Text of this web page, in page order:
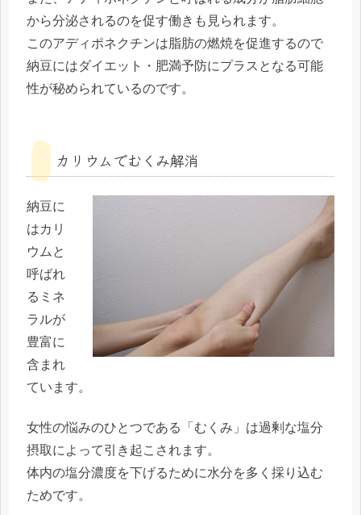
から分泌されるのを促す働きも見られます。
このアディポネクチンは脂肪の燃焼を促進するので
納豆にはダイエット・肥満予防にプラスとなる可能
性が秘められているのです。
カリウムでむくみ解消
納豆に
はカリ
ウムと
呼ばれ
るミネ
ラルが
豊富に
含まれ
ています。
女性の悩みのひとつである「むくみ」は過剰な塩分
摂取によって引き起こされます。
体内の塩分濃度を下げるために水分を多く採り込む
ためです。